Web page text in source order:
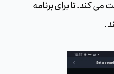
کند. تا برای برنامه